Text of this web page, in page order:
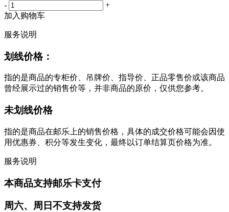
-
+
加入购物车
服务说明
划线价格：
指的是商品的专柜价、吊牌价、指导价、正品零售价或该商品
曾经展示过的销售价等，并非商品的原价，仅供您参考。
未划线价格
指的是商品在邮乐上的销售价格，具体的成交价格可能会因使
用优惠券、积分等发生变化，最终以订单结算页价格为准。
服务说明
本商品支持邮乐卡支付
周六、周日不支持发货